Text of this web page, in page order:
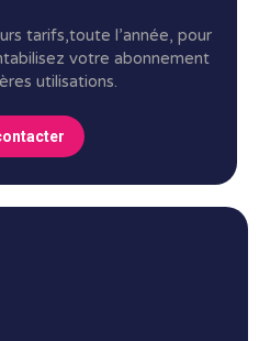
tarifs,toute l’année, pour
votre abonnement
utilisations.